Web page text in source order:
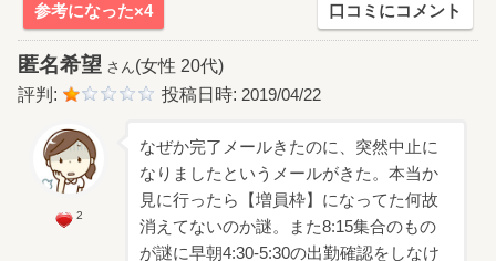
参考になった×4 口コミにコメント
匿名希望 さん(女性 20代)
評判:
投稿日時: 2019/04/22
2
なぜか完了メールきたのに、突然中止に
なりましたというメールがきた。本当か
見に行ったら【増員枠】になってた何故
消えてないのか謎。また8:15集合のもの
が謎に早朝4:30-5:30の出勤確認をしなけ